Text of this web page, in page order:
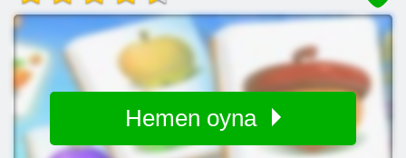
Hemen oyna